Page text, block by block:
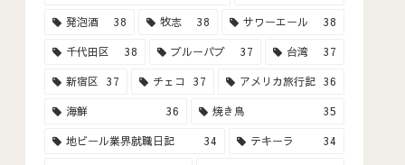
発泡酒 38 牧志 38 サワーエール 38
千代田区 38 ブルーパブ 37 台湾 37
新宿区 37 チェコ 37 アメリカ旅行記 36
海鮮 36 焼き鳥 35
地ビール業界就職日記 34 テキーラ 34